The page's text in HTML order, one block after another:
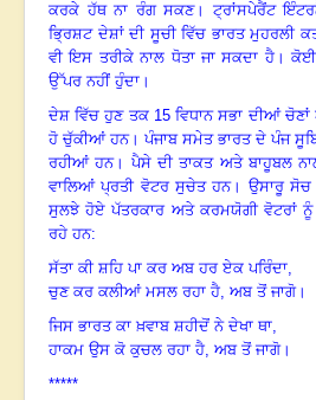
ਕਰਕੇ ਹੱਥ ਨਾ ਰੰਗ ਸਕਣ। ਟ੍ਰਾਂਸਪੇਰੈਂਟ
ਭ੍ਰਿਸ਼ਟ ਦੇਸ਼ਾਂ ਦੀ ਸੂਚੀ ਵਿੱਚ ਭਾਰਤ ਮੁਹਰਲੀ
ਵੀ ਇਸ ਤਰੀਕੇ ਨਾਲ ਧੋਤਾ ਜਾ ਸਕਦਾ ਹੈ।ਕੋਈ
ਉੱਪਰ ਨਹੀਂ ਹੁੰਦਾ ।
ਦੇਸ਼ ਵਿੱਚ ਹੁਣ ਤਕ 15ਵਿਧਾਨ ਸਭਾ ਦੀਆਂ
ਹੋ ਚੁੱਕੀਆਂ ਹਨ। ਪੰਜਾਬ ਸਮੇਤ ਭਾਰਤ ਦੇ ਪੰਜ
ਰਹੀਆਂ ਹਨ। ਪੈਸੇ ਦੀ ਤਾਕਤ ਅਤੇ ਬਾਹੂਬਲ
ਵਾਲਿਆਂ ਪ੍ਰਤੀ ਵੋਟਰ ਸੁਚੇਤ ਹਨ। ਉਸਾਰੂ ਸੋਚ
ਸੁਲਝੇ ਹੋਏ ਪੱਤਰਕਾਰ ਅਤੇ ਕਰਮਯੋਗੀ ਵੋਟਰਾਂ
ਰਹੇ ਹਨ:
ਸੱਤਾ ਕੀ ਸ਼ਹਿ ਪਾ ਕਰ ਅਬ ਹਰ ਏਕ ਪਰਿੰਦਾ,
ਚੁਣ ਕਰ ਕਲੀਆਂ ਮਸਲ ਰਹਾ ਹੈ, ਅਬ ਤੋਂ ਜਾਗੋ।
ਜਿਸ ਭਾਰਤ ਕਾ ਖ਼ਵਾਬ ਸ਼ਹੀਦੋਂ ਨੇ ਦੇਖਾ ਥਾ,
ਹਾਕਮ ਉਸ ਕੋ ਕੁਚਲ ਰਹਾ ਹੈ, ਅਬ ਤੋਂ ਜਾਗੋ।
*****